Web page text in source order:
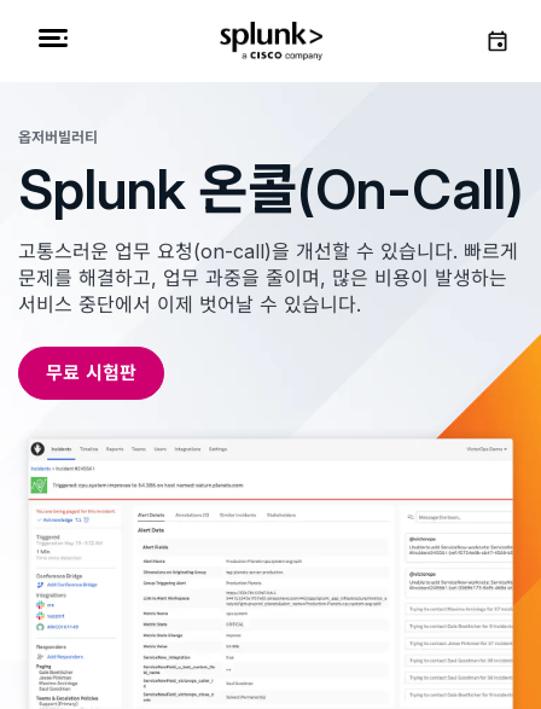
옵저버빌러티
Splunk 온콜(On-Call)
고통스러운 업무 요청(on-call)을 개선할 수 있습니다. 빠르게
문제를 해결하고, 업무 과중을 줄이며, 많은 비용이 발생하는
서비스 중단에서 이제 벗어날 수 있습니다.
무료 시험판